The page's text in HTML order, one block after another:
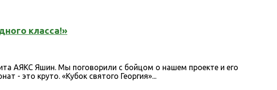
класса!»
АЯКС Яшин. Мы поговорили с бойцом о нашем проекте и его
- это круто. «Кубок святого Георгия»...